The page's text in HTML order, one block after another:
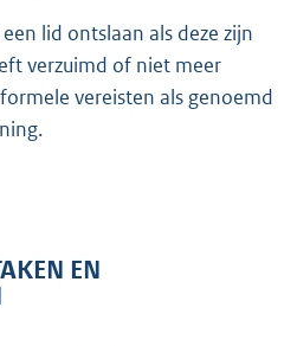
lid ontslaan als deze zijn
verzuimd of niet meer
vereisten als genoemd
EN